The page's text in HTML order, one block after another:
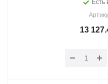
Есть
13